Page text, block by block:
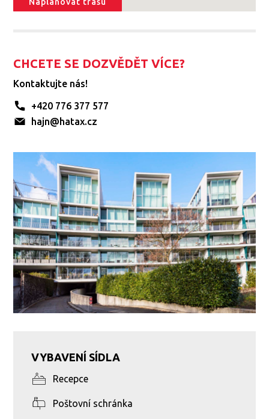
CHCETE SE DOZVĚDĚT VÍCE?
Kontaktujte nás!
+420 776 377 577
hajn@hatax.cz
VYBAVENÍ SÍDLA
Recepce
Poštovní schránka